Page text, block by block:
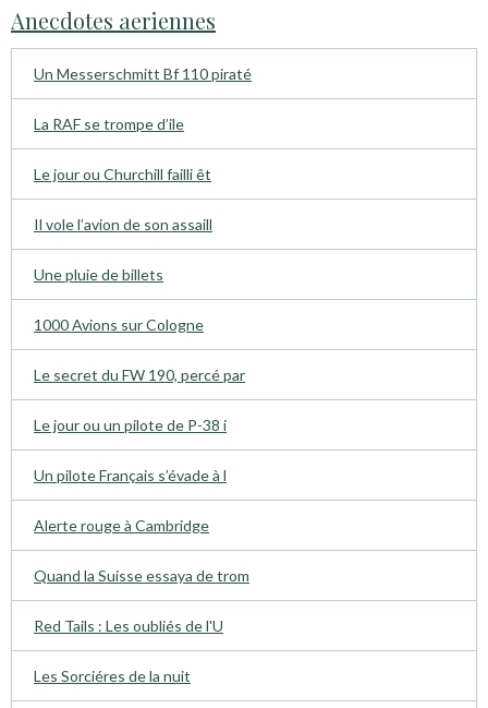
Anecdotes aeriennes
Un Messerschmitt Bf 110 piraté
La RAF se trompe d’ile
Le jour ou Churchill failli êt
Il vole l’avion de son assaill
Une pluie de billets
1000 Avions sur Cologne
Le secret du FW 190, percé par
Le jour ou un pilote de P-38 i
Un pilote Français s’évade à l
Alerte rouge à Cambridge
Quand la Suisse essaya de trom
Red Tails : Les oubliés de l'U
Les Sorciéres de la nuit